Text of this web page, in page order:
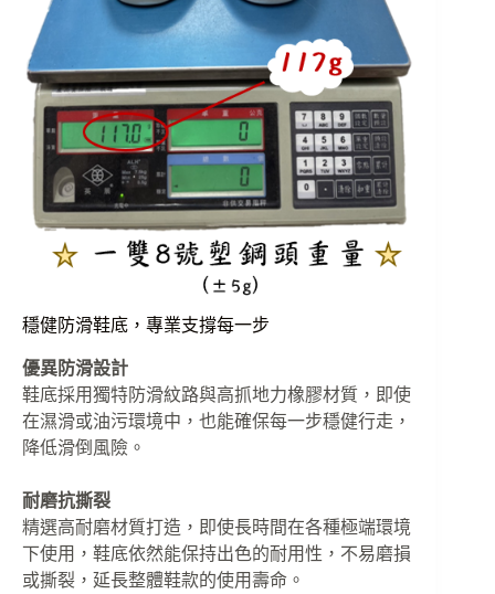
穩健防滑鞋底，專業支撐每一步
優異防滑設計
鞋底採用獨特防滑紋路與高抓地力橡膠材質，即使
在濕滑或油污環境中，也能確保每一步穩健行走，
降低滑倒風險。
耐磨抗撕裂
精選高耐磨材質打造，即使長時間在各種極端環境
下使用，鞋底依然能保持出色的耐用性，不易磨損
或撕裂，延長整體鞋款的使用壽命。